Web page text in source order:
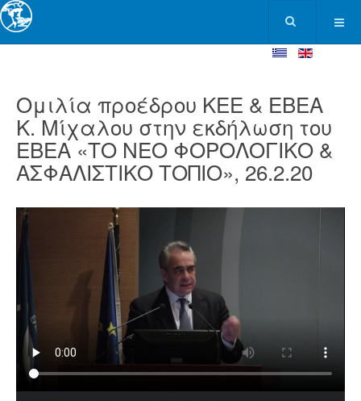
Ομιλία προέδρου ΚΕΕ & ΕΒΕΑ
Κ. Μίχαλου στην εκδήλωση του
ΕΒΕΑ «ΤΟ ΝΕΟ ΦΟΡΟΛΟΓΙΚΟ &
ΑΣΦΑΛΙΣΤΙΚΟ ΤΟΠΙΟ», 26.2.20